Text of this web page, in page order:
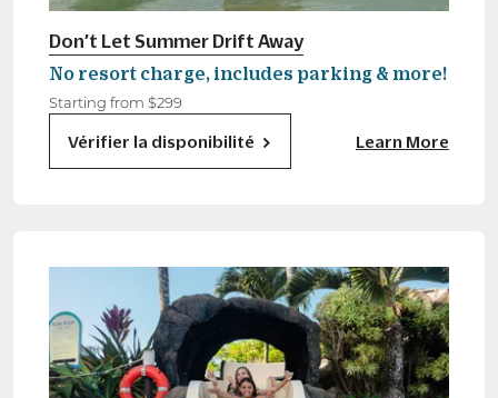
Don’t Let Summer Drift Away
No resort charge, includes parking & more!
Starting from $299
Vérifier la disponibilité Learn More